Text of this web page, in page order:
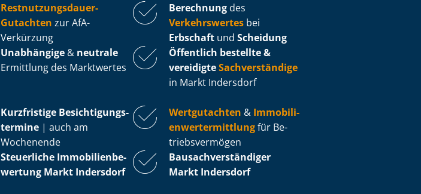
Rest­nut­zungs­dau­er-
Gutachten zur AfA-
Verkürzung
Berechnung des
Verkehrswertes bei
Erbschaft und Scheidung
Unabhängige & neutrale
Ermittlung des Marktwertes
Öffentlich bestellte &
vereidigteSachverständige
in Markt Indersdorf
Kurzfristige Be­sich­ti­gungs­
ter­mi­ne | auch am
Wochenende
Wertgutachten & Im­mo­bi­li­
en­wert­ermitt­lungfür Be­
triebs­ver­mö­gen
Steuerliche Im­mo­bi­li­en­be­
wer­tung Markt Indersdorf
Bau­sach­ver­stän­di­ger
Markt Indersdorf